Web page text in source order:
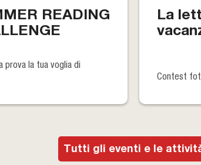
READING
prova la tua voglia di
La
Contest
Tutti gli eventi e le